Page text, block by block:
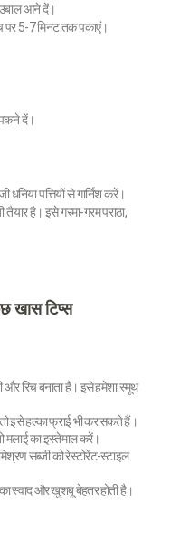
आने दें।
5-7 मिनट तक पकाएं।
दें।
पत्तियों से गार्निश करें।
है। इसे गरमा-गरम पराठा,
खास टिप्स
और रिच बनाता है। इसे हमेशा स्मूथ
इसे हल्का फ्राई भी कर सकते हैं।
मलाई का इस्तेमाल करें।
सब्जी को रेस्टोरेंट-स्टाइल
स्वाद और खुशबू बेहतर होती है।